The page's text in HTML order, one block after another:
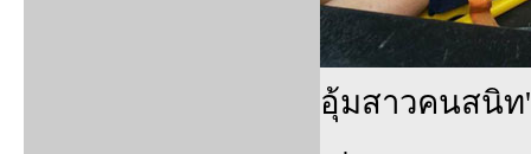
อุ้มสาวคนสนิ